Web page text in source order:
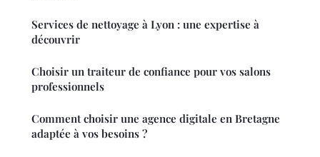
Services de nettoyage à Lyon : une expertise à
découvrir
Choisir un traiteur de confiance pour vos salons
professionnels
Comment choisir une agence digitale en Bretagne
adaptée à vos besoins ?